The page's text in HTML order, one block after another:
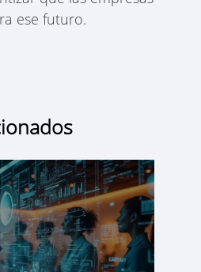
ese futuro.